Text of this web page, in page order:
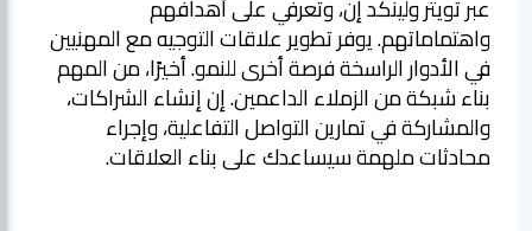
عبر تويتر ولينكد إن، وتعرفي على أهدافهم
واهتماماتهم. يوفر تطوير علاقات التوجيه مع المهنيين
في الأدوار الراسخة فرصة أخرى للنمو. أخيرًا، من المهم
بناء شبكة من الزملاء الداعمين. إن إنشاء الشراكات،
والمشاركة في تمارين التواصل التفاعلية، وإجراء
محادثات ملهمة سيساعدك على بناء العلاقات.